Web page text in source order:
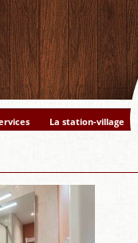
La station-village